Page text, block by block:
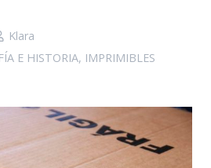
Klara
E HISTORIA, IMPRIMIBLES